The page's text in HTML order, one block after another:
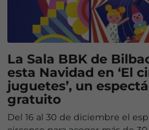
La Sala BBK de
esta Navidad en ‘El
juguetes’, un
gratuito
Del 16 al 30 de diciembre el